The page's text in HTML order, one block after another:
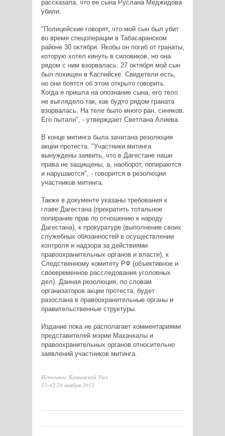
рассказала, что ее сына Руслана Меджидова
убили.
"Полицейские говорят, что мой сын был убит
во время спецоперации в Табасаранском
районе 30 октября. Якобы он погиб от гранаты,
которую хотел кинуть в силовиков, но она
рядом с ним взорвалась. 27 октября мой сын
был похищен в Каспийске. Свидетели есть,
но они боятся об этом открыто говорить.
Когда я пришла на опознание сына, его тело
не выглядело так, как будто рядом граната
взорвалась. На теле было много ран, синяков.
Его пытали", - утверждает Светлана Алиева.
В конце митинга была зачитана резолюция
акции протеста. "Участники митинга
вынуждены заявить, что в Дагестане наши
права не защищены, а, наоборот, попираются
и нарушаются", - говорится в резолюции
участников митинга.
Также в документе указаны требования к
главе Дагестана (прекратить тотальное
попирание прав по отношению к народу
Дагестана), к прокуратуре (выполнение своих
служебных обязанностей в осуществлении
контроля и надзора за действиями
правоохранительных органов и власти), к
Следственному комитету РФ (объективное и
своевременное расследования уголовных
дел). Данная резолюция, по словам
организаторов акции протеста, будет
разослана в правоохранительные органы и
правительственные структуры.
Издание пока не располагает комментариями
представителей мэрии Махачкалы и
правоохранительных органов относительно
заявлений участников митинга.
Источник: Кавказский Узел
13:42 29 ноября 2012